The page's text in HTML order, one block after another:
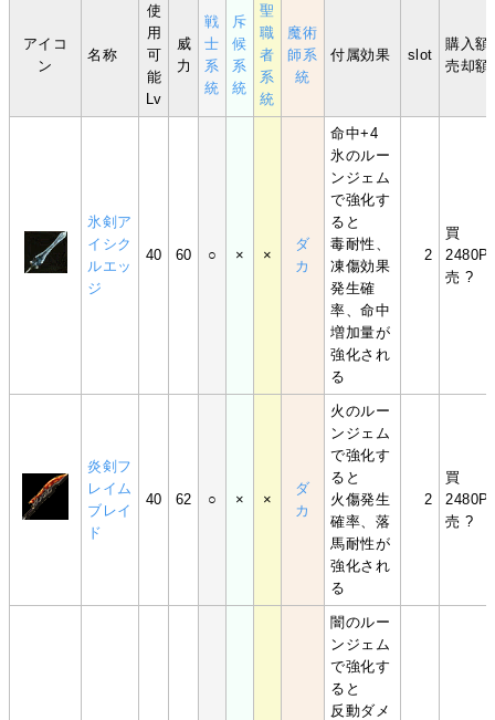
アイコ
ン
名称
使
用
可
能
Lv
威
力
戦
士
系
統
斥
候
系
統
聖
職
者
系
統
魔術
師系
統
付属効果 slot
購入額
売却額
氷剣ア
イシク
ルエッ
ジ
40 60 ○ × ×
ダ
カ
命中+4
氷のルー
ンジェム
で強化す
ると
毒耐性、
凍傷効果
発生確
率、命中
増加量が
強化され
る
2
買
売 ?
炎剣フ
レイム
ブレイ
ド
40 62 ○ × ×
ダ
カ
火のルー
ンジェム
で強化す
ると
火傷発生
確率、落
馬耐性が
強化され
る
2
買
売 ?
闇のルー
ンジェム
で強化す
ると
反動ダメ